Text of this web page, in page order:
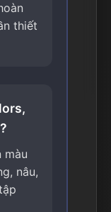
thiết
màu
nâu,